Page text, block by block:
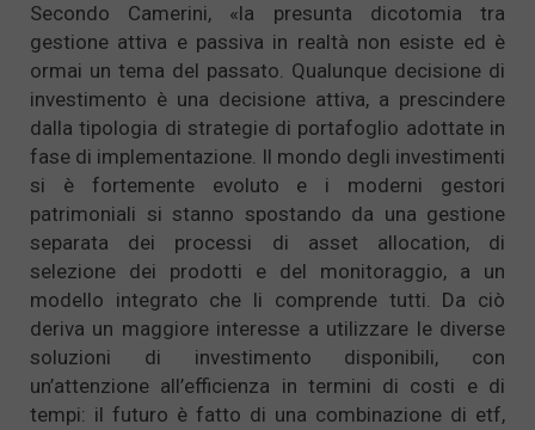
Secondo Camerini, «la presunta dicotomia tra
gestione attiva e passiva in realtà non esiste ed è
ormai un tema del passato. Qualunque decisione di
investimento è una decisione attiva, a prescindere
dalla tipologia di strategie di portafoglio adottate in
fase di implementazione. Il mondo degli investimenti
si è fortemente evoluto e i moderni gestori
patrimoniali si stanno spostando da una gestione
separata dei processi di asset allocation, di
selezione dei prodotti e del monitoraggio, a un
modello integrato che li comprende tutti. Da ciò
deriva un maggiore interesse a utilizzare le diverse
soluzioni di investimento disponibili, con
un’attenzione all’efficienza in termini di costi e di
tempi: il futuro è fatto di una combinazione di etf,